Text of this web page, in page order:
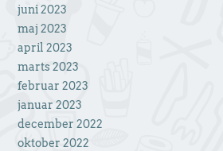
juni 2023
maj 2023
april 2023
marts 2023
februar 2023
januar 2023
december 2022
oktober 2022